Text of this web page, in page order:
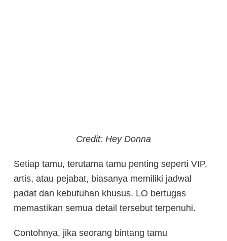
Credit: Hey Donna
Setiap tamu, terutama tamu penting seperti VIP,
artis, atau pejabat, biasanya memiliki jadwal
padat dan kebutuhan khusus. LO bertugas
memastikan semua detail tersebut terpenuhi.
Contohnya, jika seorang bintang tamu